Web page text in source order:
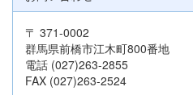
〒 371-0002
群馬県前橋市江木町800番地
電話 (027)263-2855
FAX (027)263-2524